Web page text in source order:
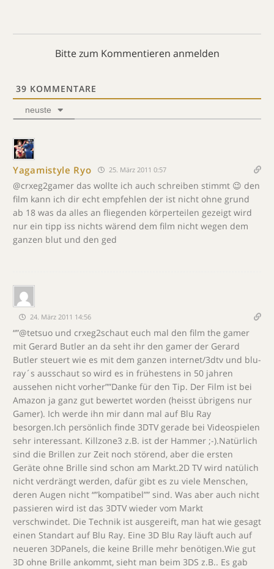
Bitte zum Kommentieren anmelden
39 KOMMENTARE
neuste
Yagamistyle Ryo 25. März 2011 0:57
@crxeg2gamer das wollte ich auch schreiben stimmt 😉 den
film kann ich dir echt empfehlen der ist nicht ohne grund
ab 18 was da alles an fliegenden körperteilen gezeigt wird
nur ein tipp iss nichts wärend dem film nicht wegen dem
ganzen blut und den ged
24. März 2011 14:56
“”@tetsuo und crxeg2schaut euch mal den film the gamer
mit Gerard Butler an da seht ihr den gamer der Gerard
Butler steuert wie es mit dem ganzen internet/3dtv und blu-
ray´s ausschaut so wird es in frühestens in 50 jahren
aussehen nicht vorher””Danke für den Tip. Der Film ist bei
Amazon ja ganz gut bewertet worden (heisst übrigens nur
Gamer). Ich werde ihn mir dann mal auf Blu Ray
besorgen.Ich persönlich finde 3DTV gerade bei Videospielen
sehr interessant. Killzone3 z.B. ist der Hammer ;-).Natürlich
sind die Brillen zur Zeit noch störend, aber die ersten
Geräte ohne Brille sind schon am Markt.2D TV wird natülich
nicht verdrängt werden, dafür gibt es zu viele Menschen,
deren Augen nicht “”kompatibel”” sind. Was aber auch nicht
passieren wird ist das 3DTV wieder vom Markt
verschwindet. Die Technik ist ausgereift, man hat wie gesagt
einen Standart auf Blu Ray. Eine 3D Blu Ray läuft auch auf
neueren 3DPanels, die keine Brille mehr benötigen.Wie gut
3D ohne Brille ankommt, sieht man beim 3DS z.B.. Es gab